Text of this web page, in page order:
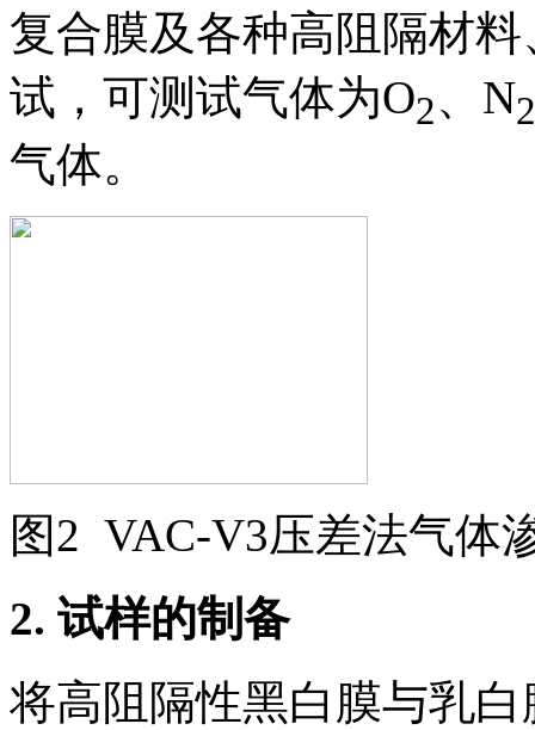
复合膜及各种高阻隔材
试，可测试气体为O2、N2
气体。
图2 VAC-V3压差法气体
2. 试样的制备
将高阻隔性黑白膜与乳